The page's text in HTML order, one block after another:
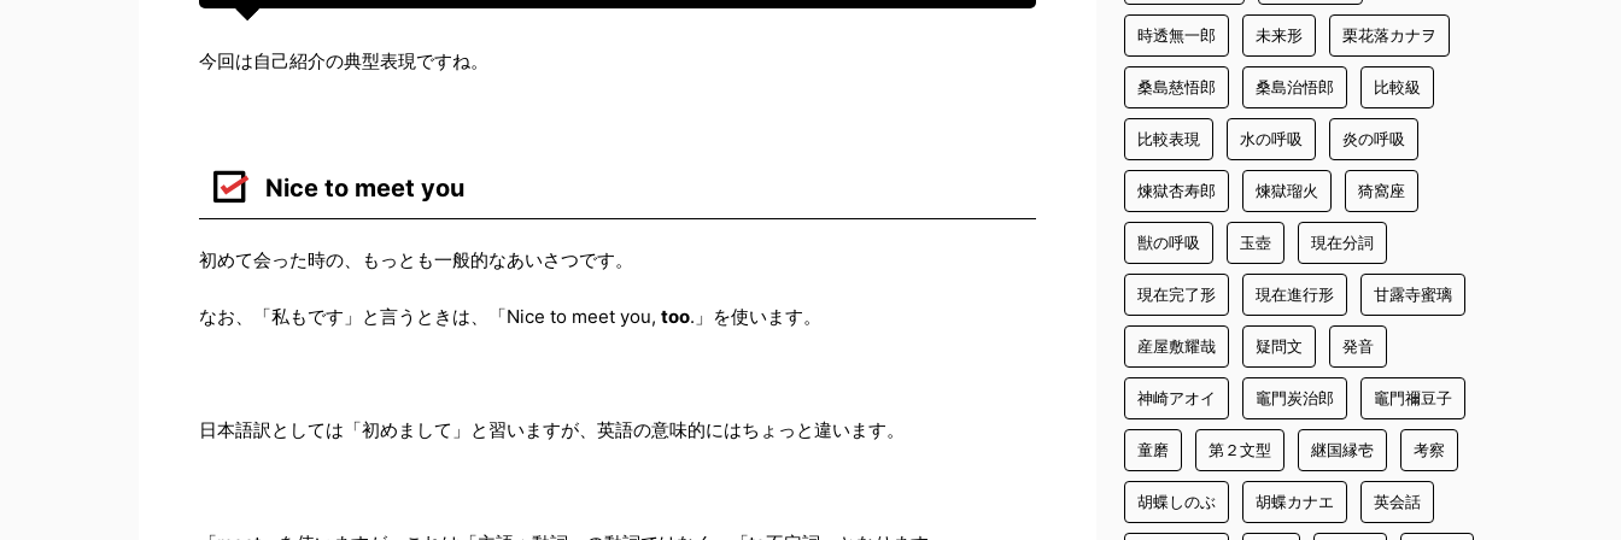
今回は自己紹介の典型表現ですね。
Nice to meet you
初めて会った時の、もっとも一般的なあいさつです。
なお、「私もです」と言うときは、「Nice to meet you, too.」を使います。
日本語訳としては「初めまして」と習いますが、英語の意味的にはちょっと違います。
時透無一郎 未来形 栗花落カナヲ
桑島慈悟郎 桑島治悟郎 比較級
比較表現 水の呼吸 炎の呼吸
煉獄杏寿郎 煉獄瑠火 猗窩座
獣の呼吸 玉壺 現在分詞
現在完了形 現在進行形 甘露寺蜜璃
産屋敷耀哉 疑問文 発音
神崎アオイ 竈門炭治郎 竈門禰豆子
童磨 第２文型 継国縁壱 考察
胡蝶しのぶ 胡蝶カナエ 英会話